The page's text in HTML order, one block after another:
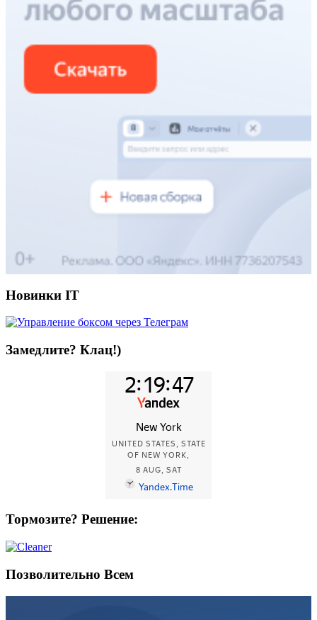
Новинки IT
Замедлите? Клац!)
Тормозите? Решение:
Позволительно Всем